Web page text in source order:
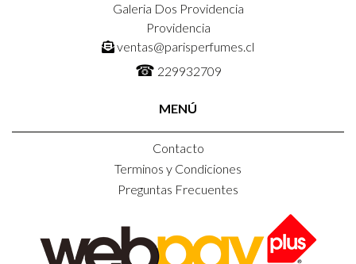
Galeria Dos Providencia
Providencia
ventas@parisperfumes.cl
☎ 229932709
MENÚ
Contacto
Terminos y Condiciones
Preguntas Frecuentes